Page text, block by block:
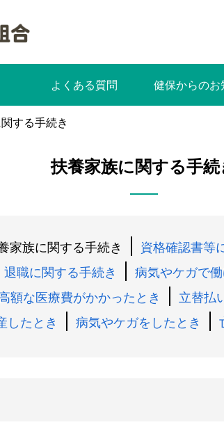
よくある質問 健保からのお
する手続き
扶養家族に関する手続
家族に関する手続き
資格確認書等
退職に関する手続き
病気やケガで
額な医療費がかかったとき
立替払
したとき
病気やケガをしたとき